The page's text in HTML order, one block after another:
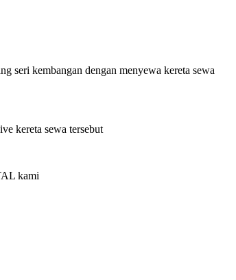
seri kembangan dengan menyewa kereta sewa
kereta sewa tersebut
kami